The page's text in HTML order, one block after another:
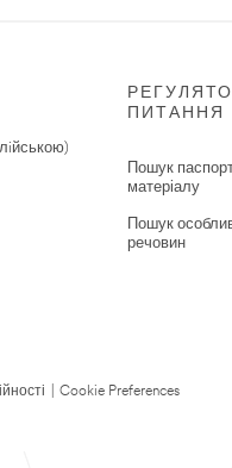
ПИТАННЯ
Пошук
матеріалу
Пошук
речовин
Cookie Preferences